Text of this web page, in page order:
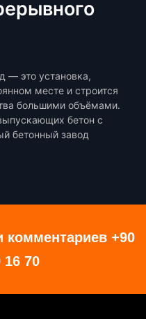
— это установка,
месте и строится
большими объёмами.
бетон с
бетонный завод
+90
16 70